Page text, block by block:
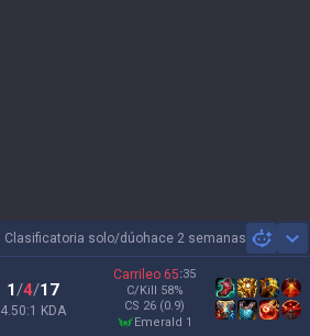
Clasificatoria solo/dúohace 2 semanas
1/4/17
4.50:1 KDA
Carrileo 65:35
C/Kill 58%
CS 26 (0.9)
emerald 1